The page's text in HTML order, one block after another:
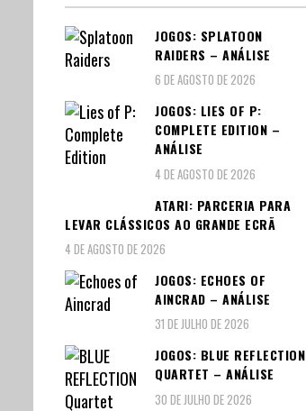
JOGOS: SPLATOON
RAIDERS – ANÁLISE
6 DE AGOSTO DE 2026
JOGOS: LIES OF P:
COMPLETE EDITION –
ANÁLISE
4 DE AGOSTO DE 2026
ATARI: PARCERIA PARA
LEVAR CLÁSSICOS AO GRANDE ECRÃ
4 DE AGOSTO DE 2026
JOGOS: ECHOES OF
AINCRAD – ANÁLISE
31 DE JULHO DE 2026
JOGOS: BLUE REFLECTION
QUARTET – ANÁLISE
30 DE JULHO DE 2026